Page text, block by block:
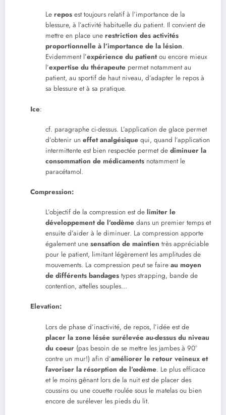
Le repos est toujours relatif à l’importance de la
blessure, à l’activité habituelle du patient. Il convient de
mettre en place une restriction des activités
proportionnelle à l’importance de la lésion.
Evidemment l’expérience du patientou encore mieux
l’expertise du thérapeute permet notamment au
patient, au sportif de haut niveau, d’adapter le repos à
sa blessure et à sa pratique.
Ice:
cf. paragraphe ci-dessus. L’application de glace permet
d’obtenir un effet analgésique qui, quand l’application
intermittente est bien respectée permet de diminuer la
consommation de médicaments notamment le
paracétamol.
Compression:
L’objectif de la compression est de limiter le
développement de l’œdème dans un premier temps et
ensuite d’aider à le diminuer. La compression apporte
également une sensation de maintien très appréciable
pour le patient, limitant légèrement les amplitudes de
mouvements. La compression peut se faire au moyen
de différents bandages types strapping, bande de
contention, attelles souples…
Elevation:
Lors de phase d’inactivité, de repos, l’idée est de
placer la zone lésée surélevée au-dessus du niveau
du coeur (pas besoin de se mettre les jambes à 90°
contre un mur!) afin d’améliorer le retour veineux et
favoriser la résorption de l’œdème. Le plus efficace
et le moins gênant lors de la nuit est de placer des
coussins ou une couette roulée sous le matelas ou bien
encore de surélever les pieds du lit.